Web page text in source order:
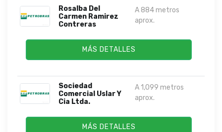
Rosalba Del
Carmen Ramirez
Contreras
A 884 metros
aprox.
MÁS DETALLES
Sociedad
Comercial Uslar Y
Cia Ltda.
A 1,099 metros
aprox.
MÁS DETALLES